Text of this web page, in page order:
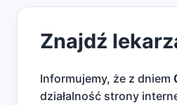
Znajdź
Informujemy, że z dniem
działalność strony